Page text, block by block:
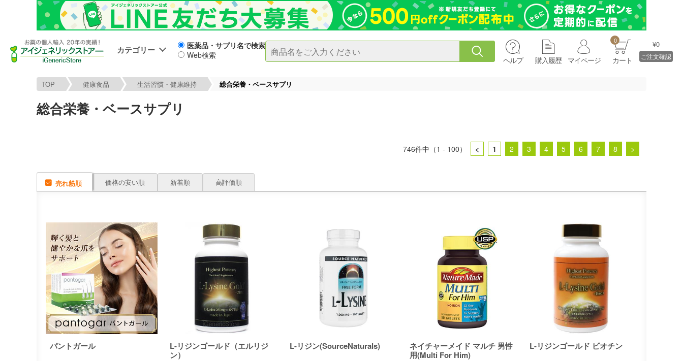
カテゴリー
医薬品・サプリ名で検索
Web検索
ヘルプ 購入履歴 マイページ
0
カート
¥0
ご注文確認
TOP 健康食品 生活習慣・健康維持 総合栄養・ベースサプリ
総合栄養・ベースサプリ
746件中（1 - 100） < 1 2 3 4 5 6 7 8 >
売れ筋順 価格の安い順 新着順 高評価順
パントガール
L-リジンゴールド（エルリジ
ン）
L-リジン(SourceNaturals)
ネイチャーメイド マルチ 男性
用(Multi For Him)
L-リジンゴールド ビオチン